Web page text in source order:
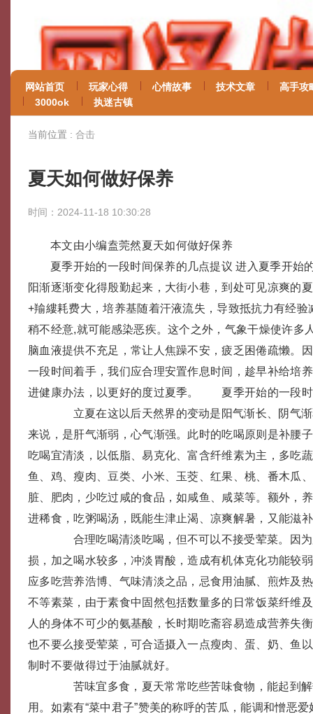
网站首页 玩家心得 心情故事 技术文章
高手攻
3000ok
执迷古镇
当前位置 : 合击
夏天如何做好保养
时间：2024-11-18 10:30:28
本文由小编盍莞然夏天如何做好保养
夏季开始的一段时间保养的几点提议 进入夏季开始
阳渐逐渐变化得殷勤起来，大街小巷，到处可见凉爽的
+羭縷耗费大，培养基随着汗液流失，导致抵抗力有经验
稍不经意,就可能感染恶疾。这个之外，气象干燥使许多
脑血液提供不充足，常让人焦躁不安，疲乏困倦疏懒。
一段时间着手，我们应合理安置作息时间，趁早补给培
进健康办法，以更好的度过夏季。 夏季开始的一段时
立夏在这以后天然界的变动是阳气渐长、阴气渐
来说，是肝气渐弱，心气渐强。此时的吃喝原则是补腰
吃喝宜清淡，以低脂、易克化、富含纤维素为主，多吃
鱼、鸡、瘦肉、豆类、小米、玉茭、红果、桃、番木瓜
脏、肥肉，少吃过咸的食品，如咸鱼、咸菜等。额外，
进稀食，吃粥喝汤，既能生津止渴、凉爽解暑，又能滋
合理吃喝清淡吃喝，但不可以不接受荤菜。因为
损，加之喝水较多，冲淡胃酸，造成有机体克化功能较
应多吃营养浩博、气味清淡之品，忌食用油腻、煎炸及
不等素菜，由于素食中固然包括数量多的日常饭菜纤维
人的身体不可少的氨基酸，长时期吃斋容易造成营养失
也不要么接受荤菜，可合适摄入一点瘦肉、蛋、奶、鱼
制时不要做得过于油腻就好。
苦味宜多食，夏天常常吃些苦味食物，能起到解
用。如素有“菜中君子”赞美的称呼的苦瓜，能调和憎恶